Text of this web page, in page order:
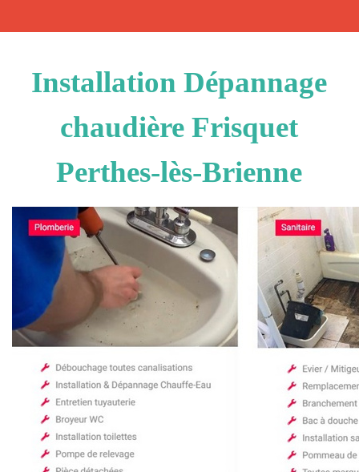
Installation Dépannage
chaudière Frisquet
Perthes-lès-Brienne